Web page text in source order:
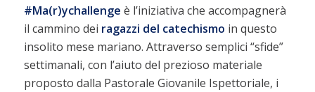
#Ma(r)ychallenge è l’iniziativa che accompagnerà
il cammino dei ragazzi del catechismo in questo
insolito mese mariano. Attraverso semplici “sfide”
settimanali, con l’aiuto del prezioso materiale
proposto dalla Pastorale Giovanile Ispettoriale, i